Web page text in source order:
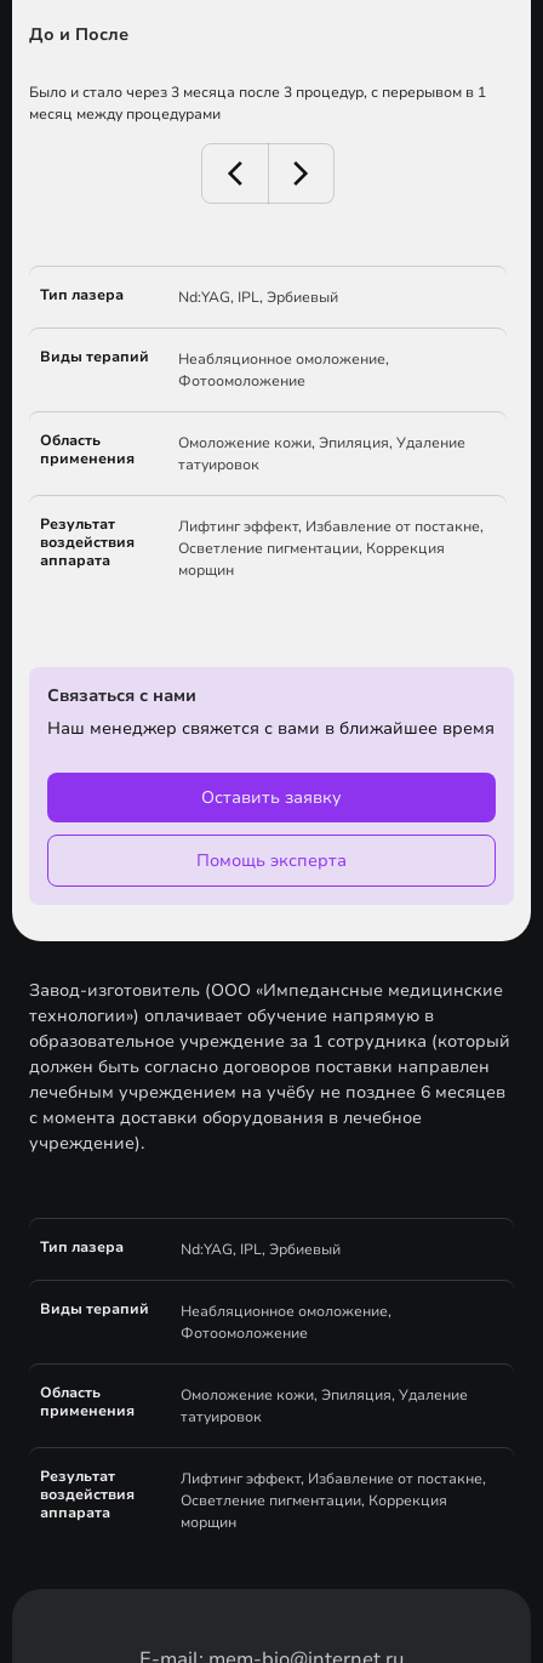
До и После
Было и стало через 3 месяца после 3 процедур, с перерывом в 1
месяц между процедурами
Тип лазера Nd:YAG, IPL, Эрбиевый
Виды терапий
Неабляционное омоложение,
Фотоомоложение
Область
применения
Омоложение кожи, Эпиляция, Удаление
татуировок
Результат
воздействия
аппарата
Лифтинг эффект, Избавление от постакне,
Осветление пигментации, Коррекция
морщин
Связаться с нами
Наш менеджер свяжется с вами в ближайшее время
Оставить заявку
Помощь эксперта
Завод-изготовитель (ООО «Импедансные медицинские
технологии») оплачивает обучение напрямую в
образовательное учреждение за 1 сотрудника (который
должен быть согласно договоров поставки направлен
лечебным учреждением на учёбу не позднее 6 месяцев
с момента доставки оборудования в лечебное
учреждение).
Тип лазера Nd:YAG, IPL, Эрбиевый
Виды терапий
Неабляционное омоложение,
Фотоомоложение
Область
применения
Омоложение кожи, Эпиляция, Удаление
татуировок
Результат
воздействия
аппарата
Лифтинг эффект, Избавление от постакне,
Осветление пигментации, Коррекция
морщин